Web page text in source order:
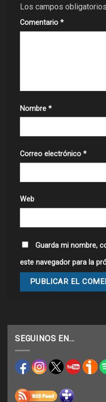
Los campos
Comentario *
Nombre *
Correo electrónico *
Web
Guarda mi nombre,
este navegador para la
SEGUINOS EN…